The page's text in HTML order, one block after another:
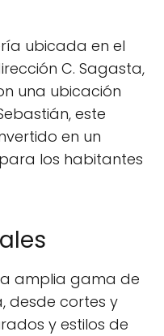
ubicada en el
C. Sagasta,
una ubicación
este
en un
los habitantes
amplia gama de
desde cortes y
y estilos de